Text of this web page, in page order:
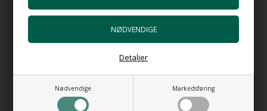
Nødvendige Markedsføring
Detaljer
FARGEDE SERVANTER FOR BADET